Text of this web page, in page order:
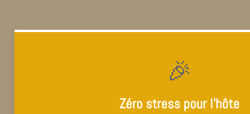
🎉
Zéro stress pour l'hôte